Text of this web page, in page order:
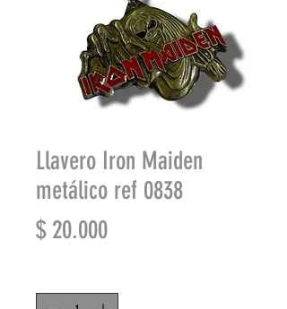
Llavero Iron Maiden
metálico ref 0838
$ 20.000Precio